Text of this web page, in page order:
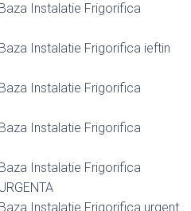
Instalatie Frigorifica
Instalatie Frigorifica ieftin
Instalatie Frigorifica
Instalatie Frigorifica
Instalatie Frigorifica
Instalatie Frigorifica urgent